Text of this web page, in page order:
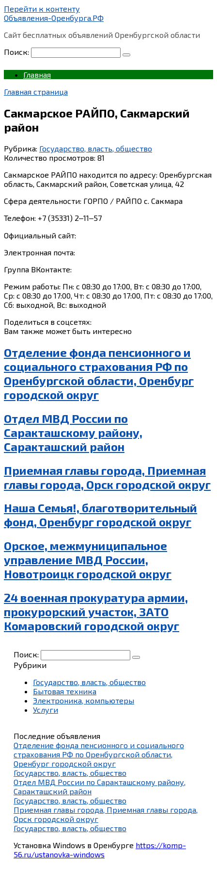
Перейти к контенту
Объявления-Оренбурга.РФ
Сайт бесплатных объявлений Оренбургской области
Поиск:
Главная
Главная страница
Сакмарское РАЙПО, Сакмарский
район
Рубрика: Государство, власть, общество
Количество просмотров: 81
Сакмарское РАЙПО находится по адресу: Оренбургская
область, Сакмарский район, Советская улица, 42
Сфера деятельности: ГОРПО / РАЙПО с. Сакмара
Телефон: +7 (35331) 2‒11‒57
Официальный сайт:
Электронная почта:
Группа ВКонтакте:
Режим работы: Пн: с 08:30 до 17:00, Вт: с 08:30 до 17:00,
Ср: с 08:30 до 17:00, Чт: с 08:30 до 17:00, Пт: с 08:30 до 17:00,
Сб: выходной, Вс: выходной
Поделиться в соцсетях:
Вам также может быть интересно
Отделение фонда пенсионного и
социального страхования РФ по
Оренбургской области, Оренбург
городской округ
Отдел МВД России по
Саракташскому району,
Саракташский район
Приемная главы города, Приемная
главы города, Орск городской округ
Наша Семья!, благотворительный
фонд, Оренбург городской округ
Орское, межмуниципальное
управление МВД России,
Новотроицк городской округ
24 военная прокуратура армии,
прокурорский участок, ЗАТО
Комаровский городской округ
Поиск:
Рубрики
Государство, власть, общество
Бытовая техника
Электроника, компьютеры
Услуги
Последние объявления
Отделение фонда пенсионного и социального
страхования РФ по Оренбургской области,
Оренбург городской округ
Государство, власть, общество
Отдел МВД России по Саракташскому району,
Саракташский район
Государство, власть, общество
Приемная главы города, Приемная главы города,
Орск городской округ
Государство, власть, общество
Установка Windows в Оренбурге https://komp-
56.ru/ustanovka-windows